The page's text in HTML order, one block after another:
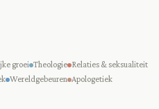
groei Theologie Relaties & seksualiteit
Wereldgebeuren Apologetiek